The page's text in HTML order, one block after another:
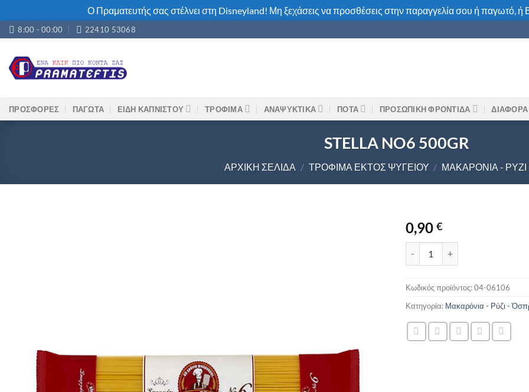
Ο Πραματευτής σας στέλνει στη Disneyland! Μη ξεχάσεις να προσθέσεις στην παραγγελία σου ή παγωτό, ή
Μετάβαση
στο
περιεχόμενο
8:00 - 00:00 22410 53068
ΠΡΟΣΦΟΡΕΣ ΠΑΓΩΤΑ ΕΙΔΗ ΚΑΠΝΙΣΤΟΥ ΤΡΟΦΙΜΑ ΑΝΑΨΥΚΤΙΚΑ ΠΟΤΑ ΠΡΟΣΩΠΙΚΗ ΦΡΟΝΤΙΔΑ ΔΙΑΦΟΡΑ
STELLA NO6 500GR
ΑΡΧΙΚΉ ΣΕΛΊΔΑ / ΤΡΟΦΙΜΑ ΕΚΤΟΣ ΨΥΓΕΊΟΥ / ΜΑΚΑΡΌΝΙΑ - ΡΎΖΙ
0,90 €
Κωδικός προϊόντος:04-06106
Κατηγορία: Μακαρόνια - Ρύζι -